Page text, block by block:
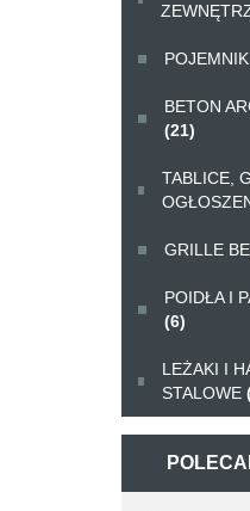
BETON
(21)
TABLICE,
GRILLE
POIDŁA I
(6)
LEŻAKI I
STALOWE